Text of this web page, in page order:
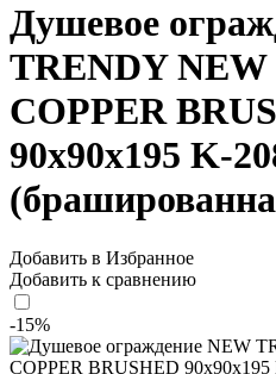
Душевое
TRENDY NEW
COPPER
90x90x195 K-
Добавить в Избранное
Добавить к сравнению
-15%